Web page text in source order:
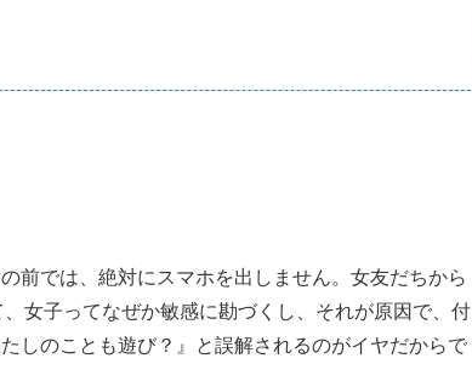
前では、絶対にスマホを出しません。女友だちから
女子ってなぜか敏感に勘づくし、それが原因で、付
しのことも遊び？』と誤解されるのがイヤだからで